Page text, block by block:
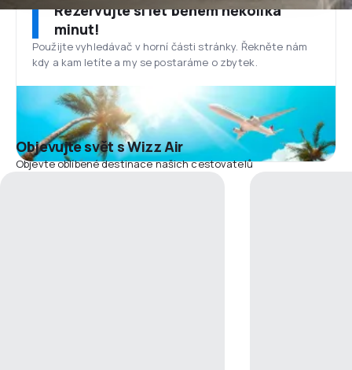
Rezervujte si let během několika
minut!
Použijte vyhledávač v horní části stránky. Řekněte nám
kdy a kam letíte a my se postaráme o zbytek.
Objevujte svět s Wizz Air
Objevte oblíbené destinace našich cestovatelů